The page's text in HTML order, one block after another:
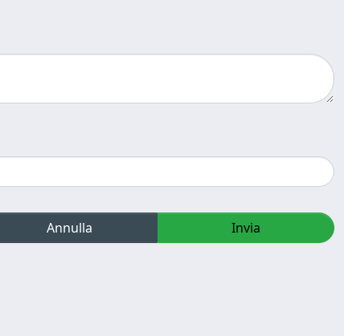
Annulla Invia